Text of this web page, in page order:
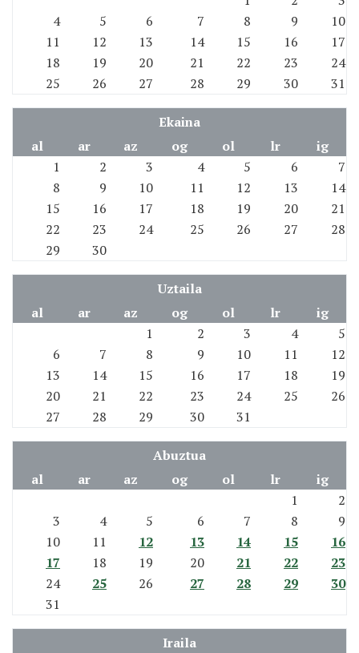
4
5 6 7 8 9
10
11
12 13 14 15 16
17
18
19 20 21 22 23
24
25
26 27 28 29 30 31
Ekaina
al
ar az og ol lr
ig
1
2 3 4 5 6
7
8
9 10 11 12 13
14
15
16 17 18 19 20
21
22
23 24 25 26 27
28
29
30
Uztaila
al
ar az og ol lr
ig
1
2 3 4
5
6
7 8 9 10 11
12
13
14 15 16 17 18
19
20
21 22 23 24 25
26
27
28 29 30 31
Abuztua
al
ar az og ol lr
ig
1
2
3
4 5 6 7 8
9
10
11 12 13 14 15
16
17
18 19 20 21 22
23
24
25 26 27 28 29
30
31
Iraila